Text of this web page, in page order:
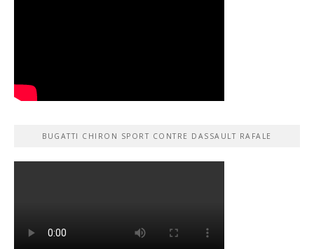
BUGATTI CHIRON SPORT CONTRE DASSAULT RAFALE